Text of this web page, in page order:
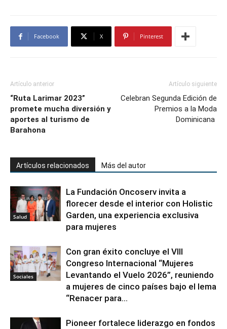
Facebook X Pinterest
Artículo anterior
“Ruta Larimar 2023”
promete mucha diversión y
aportes al turismo de
Barahona
Artículo siguiente
Celebran Segunda Edición de
Premios a la Moda
Dominicana
Artículos relacionados Más del autor
Salud
La Fundación Oncoserv invita a
florecer desde el interior con Holistic
Garden, una experiencia exclusiva
para mujeres
Sociales
Con gran éxito concluye el VIII
Congreso Internacional “Mujeres
Levantando el Vuelo 2026”, reuniendo
a mujeres de cinco países bajo el lema
“Renacer para...
Pioneer fortalece liderazgo en fondos